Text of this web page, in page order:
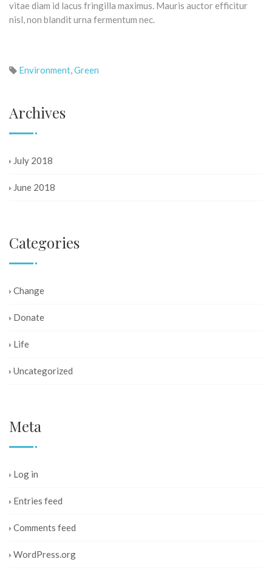
vitae diam id lacus fringilla maximus. Mauris auctor efficitur
nisl, non blandit urna fermentum nec.
Environment Green
Archives
July 2018
June 2018
Categories
Change
Donate
Life
Uncategorized
Meta
Log in
Entries feed
Comments feed
WordPress.org